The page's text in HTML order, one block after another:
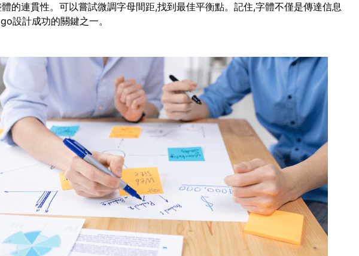
的連貫性。可以嘗試微調字母間距,找到最佳平衡點。記住,字體不僅是傳達信息
設計成功的關鍵之一。